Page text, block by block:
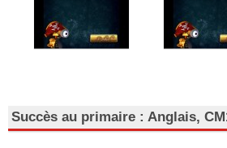
Succès au primaire : Anglais,